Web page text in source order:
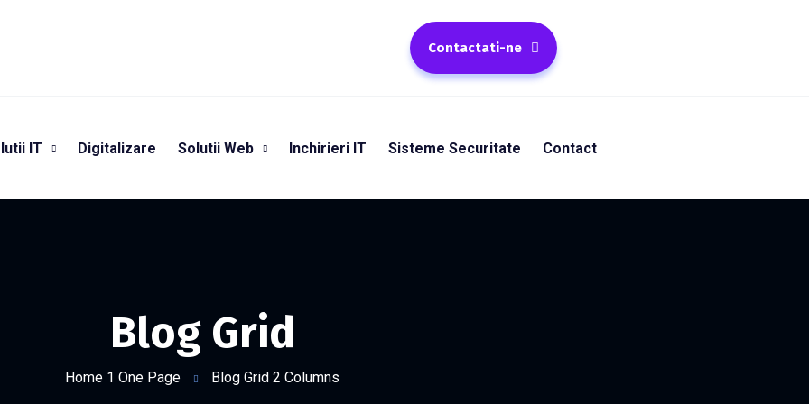
Contactati-ne
IT Digitalizare Solutii Web Inchirieri IT Sisteme Securitate Contact
Blog Grid
Home 1 One Page Blog Grid 2 Columns